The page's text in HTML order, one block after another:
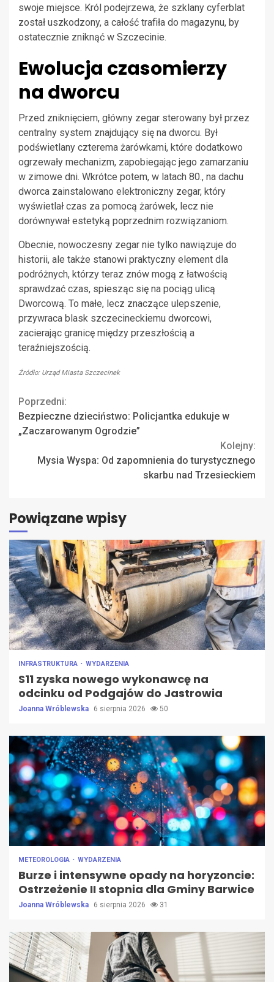
swoje miejsce. Król podejrzewa, że szklany cyferblat
został uszkodzony, a całość trafiła do magazynu, by
ostatecznie zniknąć w Szczecinie.
Ewolucja czasomierzy
na dworcu
Przed zniknięciem, główny zegar sterowany był przez
centralny system znajdujący się na dworcu. Był
podświetlany czterema żarówkami, które dodatkowo
ogrzewały mechanizm, zapobiegając jego zamarzaniu
w zimowe dni. Wkrótce potem, w latach 80., na dachu
dworca zainstalowano elektroniczny zegar, który
wyświetlał czas za pomocą żarówek, lecz nie
dorównywał estetyką poprzednim rozwiązaniom.
Obecnie, nowoczesny zegar nie tylko nawiązuje do
historii, ale także stanowi praktyczny element dla
podróżnych, którzy teraz znów mogą z łatwością
sprawdzać czas, spiesząc się na pociąg ulicą
Dworcową. To małe, lecz znaczące ulepszenie,
przywraca blask szczecineckiemu dworcowi,
zacierając granicę między przeszłością a
teraźniejszością.
Źródło: Urząd Miasta Szczecinek
Continue
Reading
Poprzedni:
Bezpieczne dzieciństwo: Policjantka edukuje w
„Zaczarowanym Ogrodzie”
Kolejny:
Mysia Wyspa: Od zapomnienia do turystycznego
skarbu nad Trzesieckiem
Powiązane wpisy
INFRASTRUKTURA WYDARZENIA
S11 zyska nowego wykonawcę na
odcinku od Podgajów do Jastrowia
Joanna Wróblewska 6 sierpnia 2026 50
METEOROLOGIA WYDARZENIA
Burze i intensywne opady na horyzoncie:
Ostrzeżenie II stopnia dla Gminy Barwice
Joanna Wróblewska 6 sierpnia 2026 31